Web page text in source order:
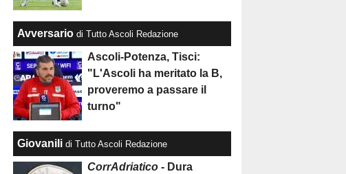
Avversario di Tutto Ascoli Redazione
Ascoli-Potenza, Tisci:
"L'Ascoli ha meritato la B,
proveremo a passare il
turno"
Giovanili di Tutto Ascoli Redazione
CorrAdriatico - Dura